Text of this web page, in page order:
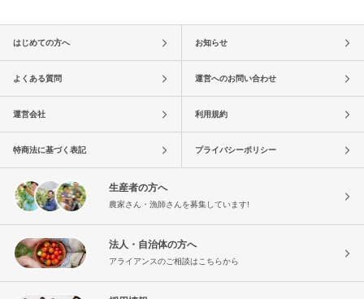
はじめての方へ お知らせ
よくある質問 運営へのお問い合わせ
運営会社 利用規約
特商法に基づく表記 プライバシーポリシー
生産者の方へ
農家さん・漁師さんを募集しています!
法人・自治体の方へ
アライアンスのご相談はこちらから